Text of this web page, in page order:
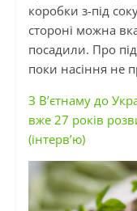
коробки з-під
стороні можна
посадили. Про
поки насіння не
З В’єтнаму до
вже 27 років
(інтерв’ю)